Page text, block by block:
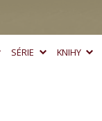
SÉRIE KNIHY